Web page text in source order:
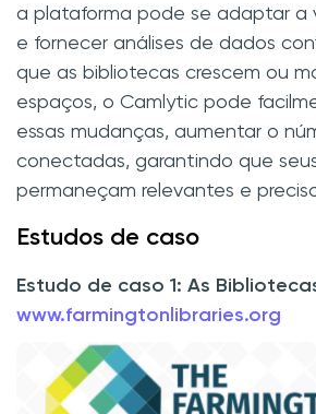
a plataforma pode se adaptar a
e fornecer análises de dados
que as bibliotecas crescem ou
espaços, o Camlytic pode
essas mudanças, aumentar o
conectadas, garantindo que
permaneçam relevantes e
Estudos de caso
Estudo de caso 1: As
www.farmingtonlibraries.org